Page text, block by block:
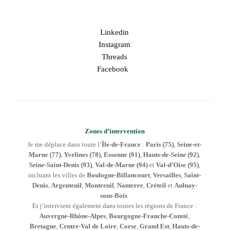
Linkedin
Instagram
Threads
Facebook
Zones d’intervention
Je me déplace dans toute l’Île-de-France : Paris (75) Seine-et-
Marne (77) Yvelines (78) Essonne (91) Hauts-de-Seine (92)
Seine-Saint-Denis (93), Val-de-Marne (94)et Val-d’Oise (95),
incluant les villes de Boulogne-Billancourt Versailles Saint-
Denis, Argenteuil Montreuil Nanterre, Créteil et Aulnay-
sous-Bois
Et j’intervient également dans toutes les régions de France :
Auvergne-Rhône-Alpes Bourgogne-Franche-Comté
Bretagne, Centre-Val de Loire, Corse, Grand Est, Hauts-de-